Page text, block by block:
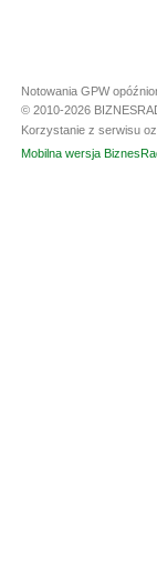
Notowania GPW
© 2010-2026
Korzystanie z serwisu
Mobilna wersja